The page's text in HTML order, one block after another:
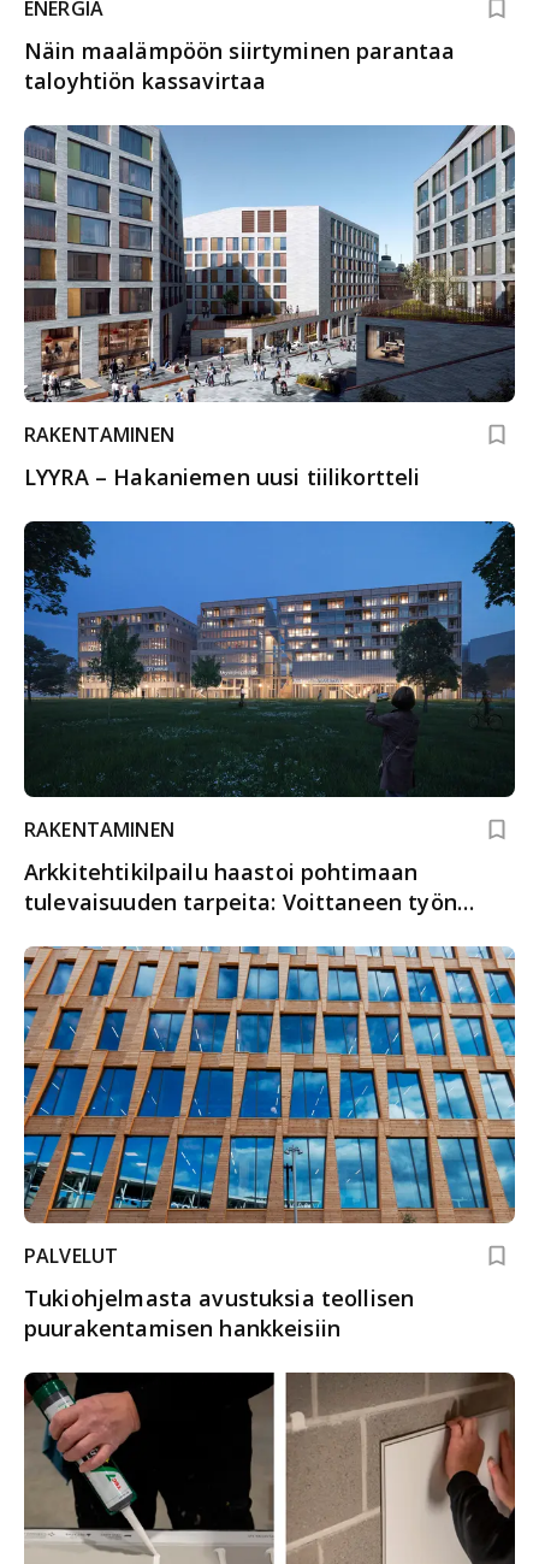
ENERGIA
Näin maalämpöön siirtyminen parantaa
taloyhtiön kassavirtaa
RAKENTAMINEN
LYYRA – Hakaniemen uusi tiilikortteli
RAKENTAMINEN
Arkkitehtikilpailu haastoi pohtimaan
tulevaisuuden tarpeita: Voittaneen työn
PALVELUT
Tukiohjelmasta avustuksia teollisen
puurakentamisen hankkeisiin